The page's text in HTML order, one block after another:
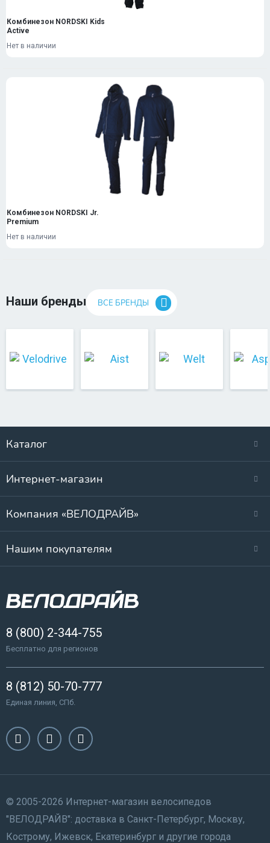
Комбинезон NORDSKI Kids
Active
Нет в наличии
Комбинезон NORDSKI Jr.
Premium
Нет в наличии
Наши бренды ВСЕ БРЕНДЫ
Каталог
Интернет-магазин
Компания «ВЕЛОДРАЙВ»
Нашим покупателям
8 (800) 2-344-755
Бесплатно для регионов
8 (812) 50-70-777
Единая линия, СПб.
© 2005-2026 Интернет-магазин велосипедов
"ВЕЛОДРАЙВ": доставка в Санкт-Петербург, Москву,
Кострому, Ижевск, Екатеринбург и другие города